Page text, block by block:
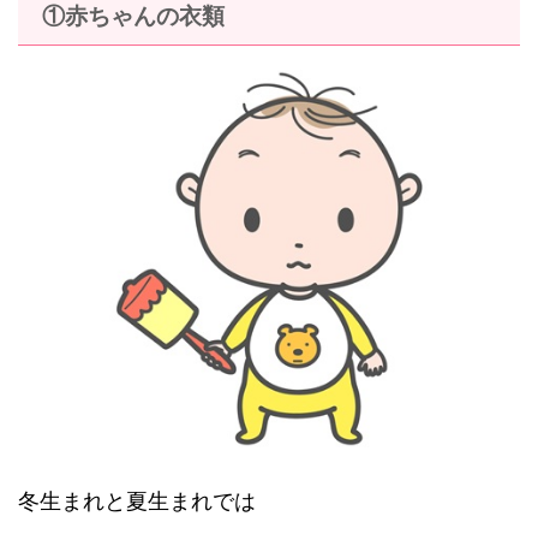
①赤ちゃんの衣類
冬生まれと夏生まれでは